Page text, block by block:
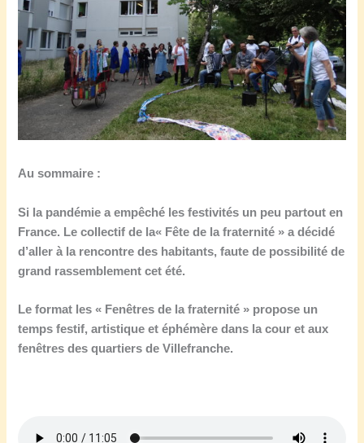
Au sommaire :
Si la pandémie a empêché les festivités un peu partout en
France. Le collectif de la« Fête de la fraternité » a décidé
d’aller à la rencontre des habitants, faute de possibilité de
grand rassemblement cet été.
Le format les « Fenêtres de la fraternité » propose un
temps festif,artistique et éphémère dans la cour et aux
fenêtres des quartiersde Villefranche.